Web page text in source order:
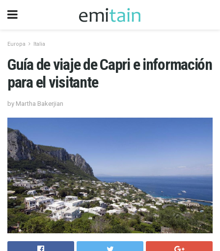
Europa Italia
Guía de viaje de Capri e información
para el visitante
by Martha Bakerjian